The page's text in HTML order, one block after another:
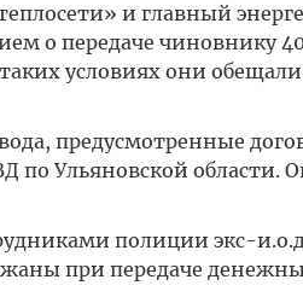
и главный
о передаче чиновнику
условиях они
предусмотренные
по Ульяновской области.
полиции экс-
при передаче